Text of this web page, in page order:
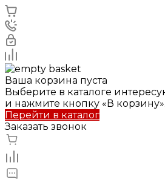
Ваша корзина пуста
Выберите в каталоге
и нажмите кнопку «В корзину».
Перейти в каталог
Заказать звонок